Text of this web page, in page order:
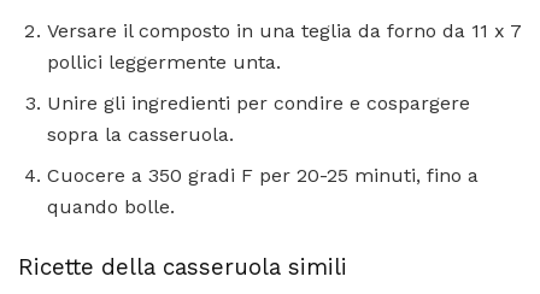
Versare il composto in una teglia da forno da 11 x 7
pollici leggermente unta.
Unire gli ingredienti per condire e cospargere
sopra la casseruola.
Cuocere a 350 gradi F per 20-25 minuti, fino a
quando bolle.
Ricette della casseruola simili